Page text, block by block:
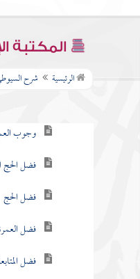
المكتبة
الرئيسية شرح
كتاب الصيام
كتاب الزكاة
كتاب مناسك
وجوب
فضل الحج
فضل الحج
فضل
فضل